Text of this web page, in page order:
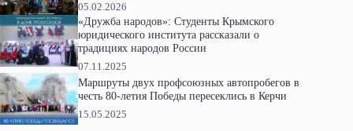
05.02.2026
«Дружба народов»: Студенты Крымского
юридического института рассказали о
традициях народов России
07.11.2025
Маршруты двух профсоюзных автопробегов в
честь 80-летия Победы пересеклись в Керчи
15.05.2025